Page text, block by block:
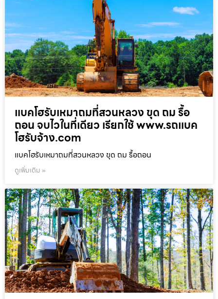
แบคโฮรับเหมาถมที่สวนหลวง ขุด ถม รื้อ
ถอน จบไวในที่เดียว เรียกใช้ www.รถแบค
โฮรับจ้าง.com
แบคโฮรับเหมาถมที่สวนหลวง ขุด ถม รื้อถอน
ดูเพิ่มเติม »